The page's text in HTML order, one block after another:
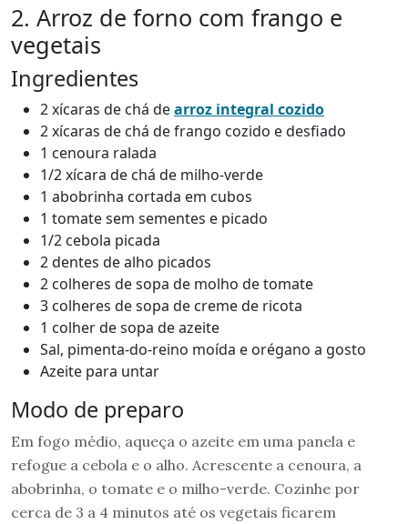
2. Arroz de forno com frango e
vegetais
Ingredientes
2 xícaras de chá dearroz integral cozido
2 xícaras de chá de frango cozido e desfiado
1 cenoura ralada
1/2 xícara de chá de milho-verde
1 abobrinha cortada em cubos
1 tomate sem sementes e picado
1/2 cebola picada
2 dentes de alho picados
2 colheres de sopa de molho de tomate
3 colheres de sopa de creme de ricota
1 colher de sopa de azeite
Sal, pimenta-do-reino moída e orégano a gosto
Azeite para untar
Modo de preparo
Em fogo médio, aqueça o azeite em uma panela e
refogue a cebola e o alho. Acrescente a cenoura, a
abobrinha, o tomate e o milho-verde. Cozinhe por
cerca de 3 a 4 minutos até os vegetais ficarem